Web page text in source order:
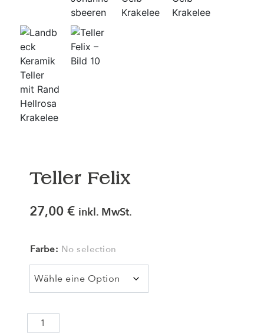
Teller Felix
27,00 € inkl. MwSt.
Farbe: No selection